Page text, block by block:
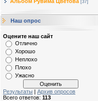
[37]
Наш опрос
Оцените наш сайт
Отлично
Хорошо
Неплохо
Плохо
Ужасно
Результаты | Архив опросов
Всего ответов: 113